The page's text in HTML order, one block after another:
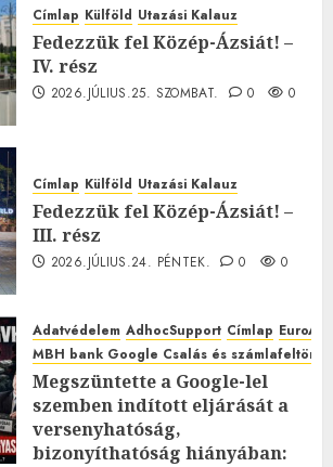
Címlap Külföld Utazási Kalauz
Fedezzük fel Közép-Ázsiát! –
IV. rész
2026.JÚLIUS.25. SZOMBAT. 0 0
Címlap Külföld Utazási Kalauz
Fedezzük fel Közép-Ázsiát! –
III. rész
2026.JÚLIUS.24. PÉNTEK. 0 0
Adatvédelem AdhocSupport Címlap
MBH bank Google Csalás és
Megszüntette a Google-lel
szemben indított eljárását a
versenyhatóság,
bizonyíthatóság hiányában: